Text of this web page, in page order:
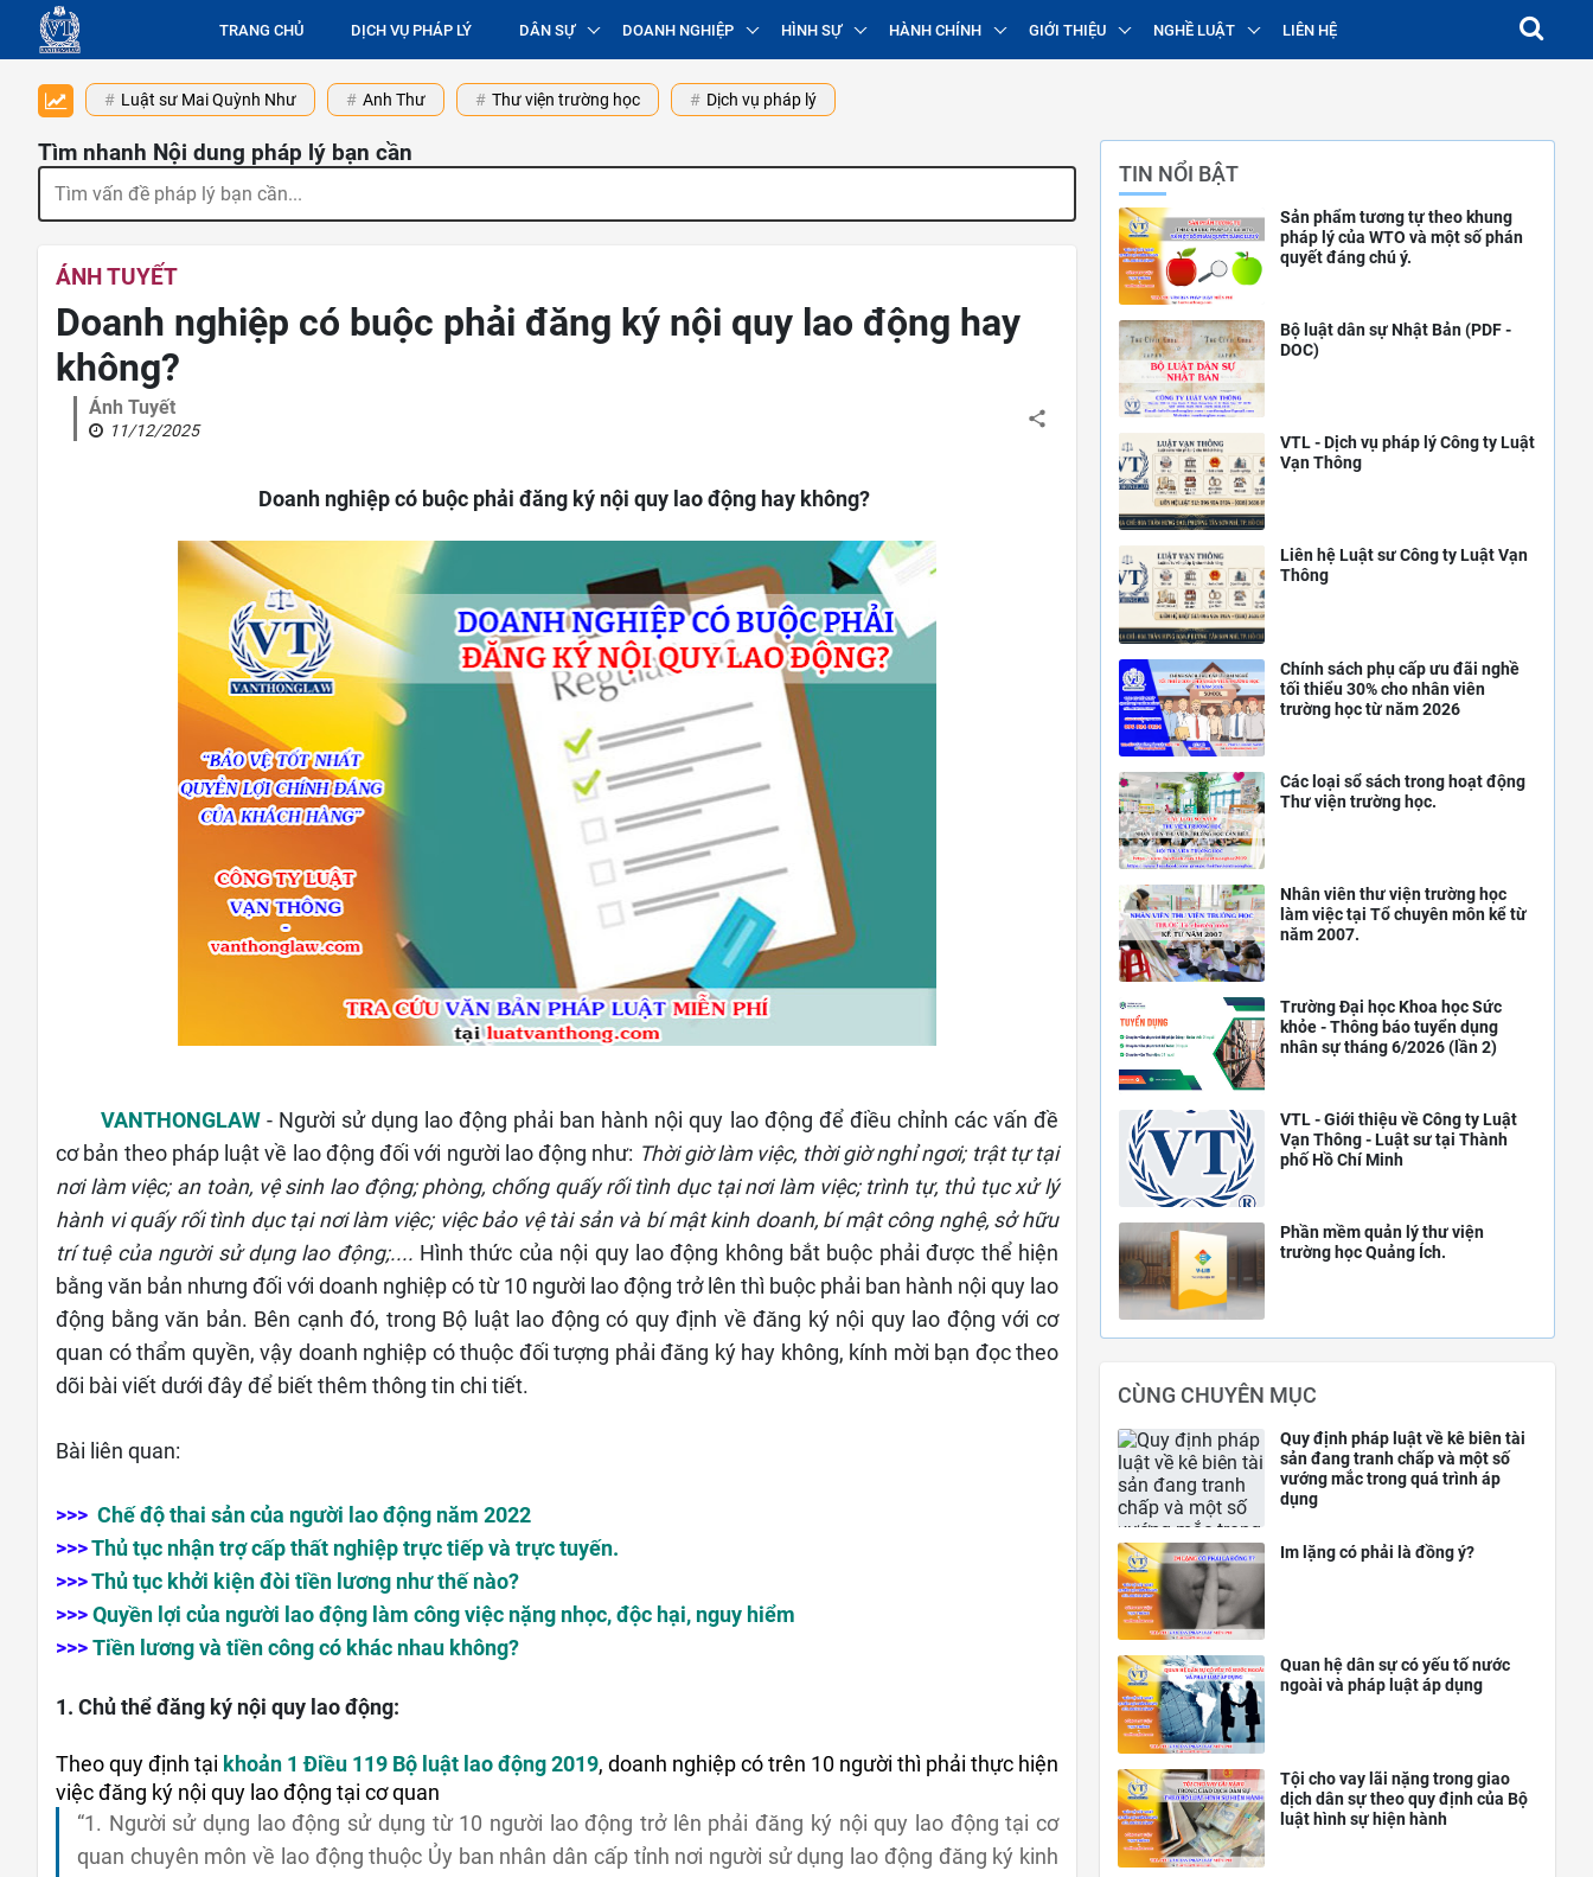
TRANG CHỦ DỊCH VỤ PHÁP LÝ DÂN SỰ DOANH NGHIỆP HÌNH SỰ HÀNH CHÍNH GIỚI THIỆU NGHỀ LUẬT LIÊN HỆ
Luật sư Mai Quỳnh Như Anh Thư Thư viện trường học Dịch vụ pháp lý
Tìm nhanh Nội dung pháp lý bạn cần
ÁNH TUYẾT
Doanh nghiệp có buộc phải đăng ký nội quy lao động hay
không?
Ánh Tuyết
11/12/2025
Doanh nghiệp có buộc phải đăng ký nội quy lao động hay không?
VANTHONGLAW- Người sử dụng lao động phải ban hành nội quy lao động để điều chỉnh các vấn đề
cơ bản theo pháp luật về lao động đối với người lao động như: Thời giờ làm việc, thời giờ nghỉ ngơi; trật tự tại
nơi làm việc; an toàn, vệ sinh lao động; phòng, chống quấy rối tình dục tại nơi làm việc; trình tự, thủ tục xử lý
hành vi quấy rối tình dục tại nơi làm việc; việc bảo vệ tài sản và bí mật kinh doanh, bí mật công nghệ, sở hữu
trí tuệ của người sử dụng lao động;.... Hình thức của nội quy lao động không bắt buộc phải được thể hiện
bằng văn bản nhưng đối với doanh nghiệp có từ 10 người lao động trở lên thì buộc phải ban hành nội quy lao
động bằng văn bản. Bên cạnh đó, trong Bộ luật lao động có quy định về đăng ký nội quy lao động với cơ
quan có thẩm quyền, vậy doanh nghiệp có thuộc đối tượng phải đăng ký hay không, kính mời bạn đọc theo
dõi bài viết dưới đây để biết thêm thông tin chi tiết.
Bài liên quan:
>>> Chế độ thai sản của người lao động năm 2022
>>>Thủ tục nhận trợ cấp thất nghiệp trực tiếp và trực tuyến.
>>>Thủ tục khởi kiện đòi tiền lương như thế nào?
>>> Quyền lợi của người lao động làm công việc nặng nhọc, độc hại, nguy hiểm
>>> Tiền lương và tiền công có khác nhau không?
1. Chủ thể đăng ký nội quy lao động:
Theo quy định tại khoản 1 Điều 119 Bộ luật lao động 2019, doanh nghiệp có trên 10 người thì phải thực hiện
việc đăng ký nội quy lao động tại cơ quan
“1. Người sử dụng lao động sử dụng từ 10 người lao động trở lên phải đăng ký nội quy lao động tại cơ
quan chuyên môn về lao động thuộc Ủy ban nhân dân cấp tỉnh nơi người sử dụng lao động đăng ký kinh
TIN NỔI BẬT
Sản phẩm tương tự theo khung
pháp lý của WTO và một số phán
quyết đáng chú ý.
Bộ luật dân sự Nhật Bản (PDF -
DOC)
VTL - Dịch vụ pháp lý Công ty Luật
Vạn Thông
Liên hệ Luật sư Công ty Luật Vạn
Thông
Chính sách phụ cấp ưu đãi nghề
tối thiểu 30% cho nhân viên
trường học từ năm 2026
Các loại sổ sách trong hoạt động
Thư viện trường học.
Nhân viên thư viện trường học
làm việc tại Tổ chuyên môn kể từ
năm 2007.
Trường Đại học Khoa học Sức
khỏe - Thông báo tuyển dụng
nhân sự tháng 6/2026 (lần 2)
VTL - Giới thiệu về Công ty Luật
Vạn Thông - Luật sư tại Thành
phố Hồ Chí Minh
Phần mềm quản lý thư viện
trường học Quảng Ích.
CÙNG CHUYÊN MỤC
Quy định pháp luật về kê biên tài
sản đang tranh chấp và một số
vướng mắc trong quá trình áp
dụng
Im lặng có phải là đồng ý?
Quan hệ dân sự có yếu tố nước
ngoài và pháp luật áp dụng
Tội cho vay lãi nặng trong giao
dịch dân sự theo quy định của Bộ
luật hình sự hiện hành